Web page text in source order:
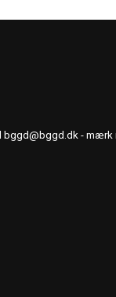
bggd@bggd.dk - mærk